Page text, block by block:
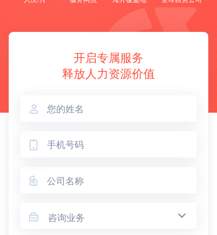
开启专属服务
释放人力资源价值



 咨询业务